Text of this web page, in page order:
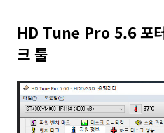
HD Tune Pro 5.6 포
크 툴